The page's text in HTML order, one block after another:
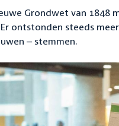
Grondwet van 1848
ontstonden steeds
– stemmen.